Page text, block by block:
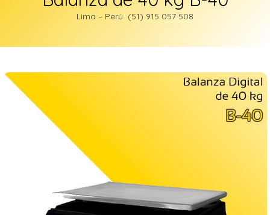
Lima – Perú (51) 915 057 508